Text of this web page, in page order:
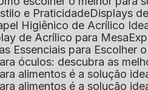
e Praticidade
Displays
Higiênico de Acrílico
de Acrílico para Mesa
Essenciais para Escolher
óculos: descubra as
alimentos é a solução
alimentos é a solução